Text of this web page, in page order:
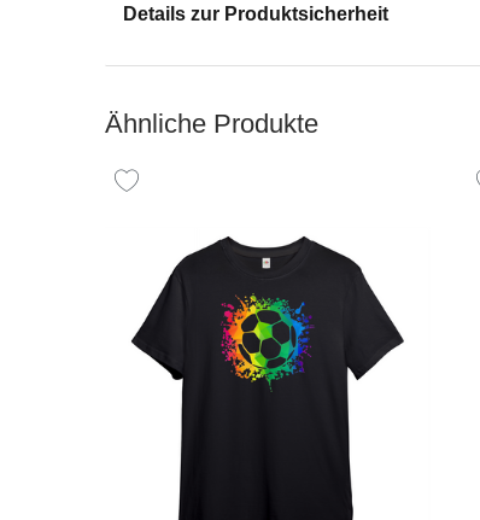
Details zur Produktsicherheit
Ähnliche Produkte